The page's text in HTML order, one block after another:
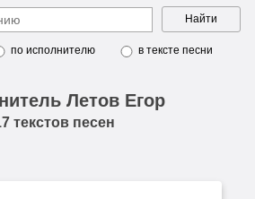
Найти
по исполнителю в тексте песни
Летов Егор
текстов песен